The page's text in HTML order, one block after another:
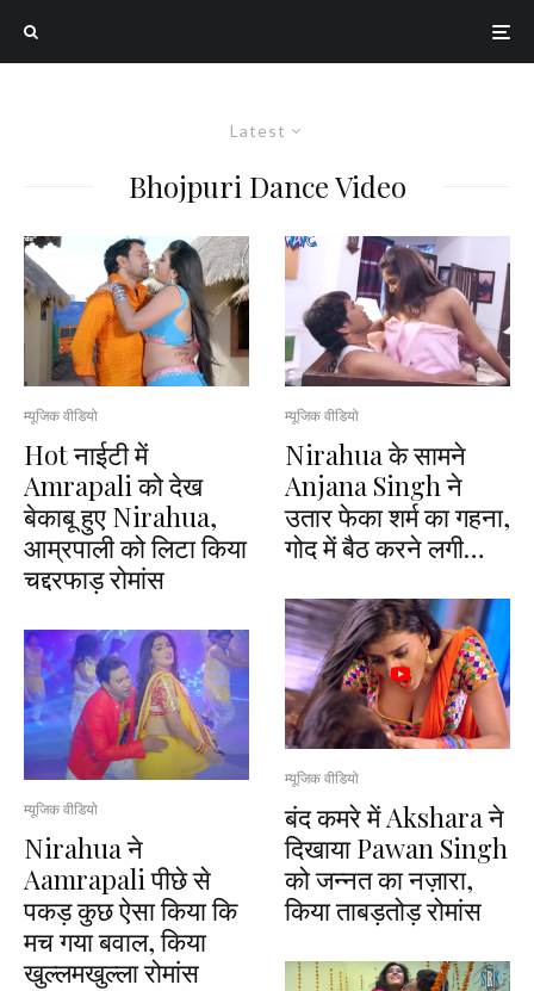
Latest
Bhojpuri Dance Video
म्यूजिक वीडियो
Hot नाईटी में
Amrapali को देख
बेकाबू हुए Nirahua,
आम्रपाली को लिटा किया
चद्दरफाड़ रोमांस
म्यूजिक वीडियो
Nirahua ने
Aamrapali पीछे से
पकड़ कुछ ऐसा किया कि
मच गया बवाल, किया
खुल्लमखुल्ला रोमांस
म्यूजिक वीडियो
Nirahua के सामने
Anjana Singh ने
उतार फेका शर्म का गहना,
गोद में बैठ करने लगी…
म्यूजिक वीडियो
बंद कमरे में Akshara ने
दिखाया Pawan Singh
को जन्नत का नज़ारा,
किया ताबड़तोड़ रोमांस